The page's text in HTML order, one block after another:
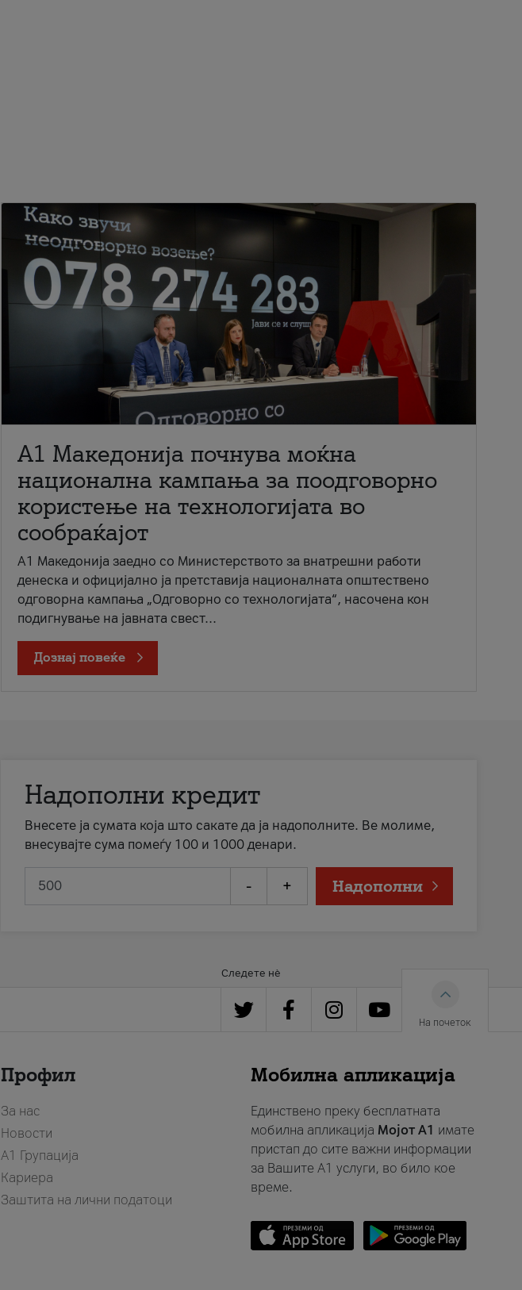
A1 Македонија почнува моќна
национална кампања за поодговорно
користење на технологијата во
сообраќајот
A1 Македонија заедно со Министерството за внатрешни работи
денеска и официјално ја претставија националната општествено
одговорна кампања „Одговорно со технологијата“, насочена кон
подигнување на јавната свест...
Дознај повеќе
Надополни кредит
Внесете ја сумата која што сакате да ја надополните. Ве молиме,
внесувајте сума помеѓу 100 и 1000 денари.
- + Надополни
Следете нè
На почеток
Профил
За нас
Новости
А1 Групација
Кариера
Заштита на лични податоци
Мобилна апликација
Единствено преку бесплатната
мобилна апликација Мојот A1 имате
пристап до сите важни информации
за Вашите A1 услуги, во било кое
време.